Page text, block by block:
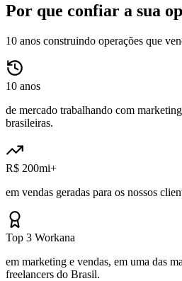
Por que confiar a sua
10 anos construindo operações que
10 anos
de mercado trabalhando com
brasileiras.
R$ 200mi+
em vendas geradas para os nossos
Top 3 Workana
em marketing e vendas, em uma das
freelancers do Brasil.